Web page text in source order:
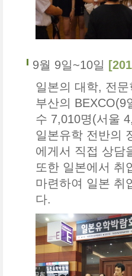
9월 9일~10일
일본의 대학, 전
부산의 BEXCO(9
수 7,010명(서울
일본유학 전반의
에게서 직접 상담
또한 일본에서 취
마련하여 일본 취
다.